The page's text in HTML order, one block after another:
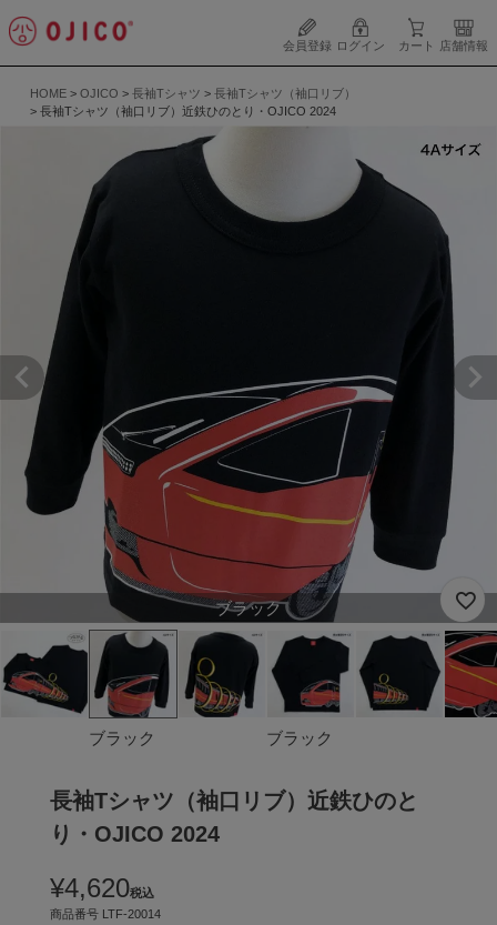
会員登録 ログイン カート 店舗情報
HOME OJICO 長袖Tシャツ
長袖Tシャツ（袖口リブ）
長袖Tシャツ（袖口リブ）近鉄ひのとり・OJICO 2024
ブラック
ブラック ブラック
長袖Tシャツ（袖口リブ）近鉄ひのと
り・OJICO 2024
¥4,620税込
商品番号 LTF-20014